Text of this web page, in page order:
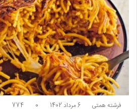
فرشته همتی 6 مرداد 1402 0
774